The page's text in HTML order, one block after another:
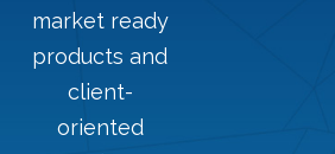
market ready
products and
client-
oriented